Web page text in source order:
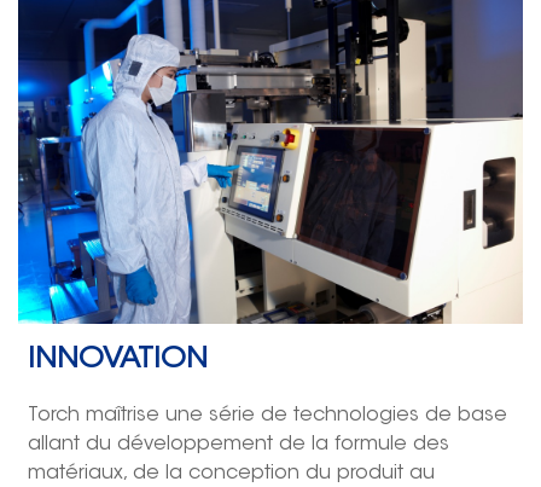
INNOVATION
orch maîtrise une série de technologies de base
allant du développement de la formule des
matériaux, de la conception du produit au